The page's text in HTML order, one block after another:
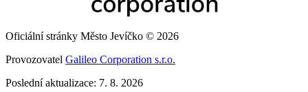
Oficiální stránky Město Jevíčko © 2026
Provozovatel Galileo Corporation s.r.o.
Poslední aktualizace: 7. 8. 2026